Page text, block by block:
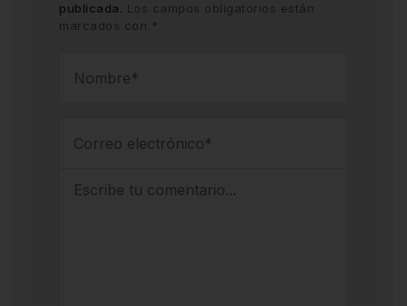
publicada. Los campos obligatorios están
marcados con *